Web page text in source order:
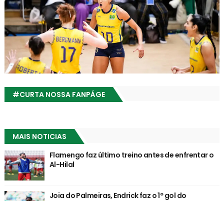
#CURTA NOSSA FANPÁGE
MAIS NOTICIAS
Flamengo faz último treino antes de enfrentar o
Al-Hilal
Joia do Palmeiras, Endrick faz o 1º gol do